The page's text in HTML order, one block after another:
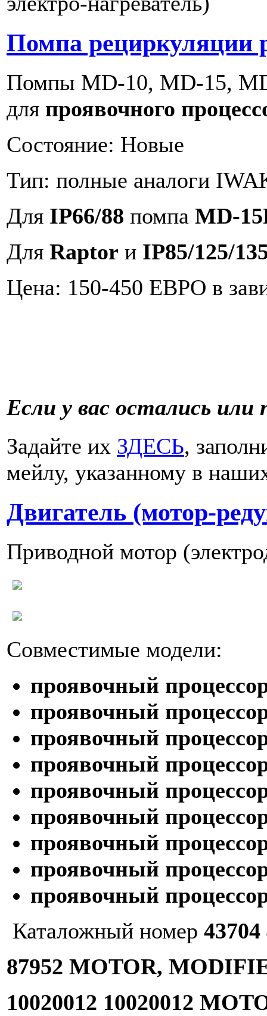
Помпа рециркуляции
Помпы MD-10, MD-15,
для проявочного
Состояние: Новые
Тип: полные аналоги
Для IP66/88 помпа MD-
Для Raptor и IP85/125/
Цена: 150-450 ЕВРО в
Если у вас остались или
Задайте их ЗДЕСЬ,
мейлу, указанному в
Двигатель (мотор-
Приводной мотор
Совместимые модели:
проявочный
проявочный
проявочный
проявочный
проявочный
проявочный
проявочный
проявочный
проявочный
Каталожный номер
87952 MOTOR,
10020012 10020012